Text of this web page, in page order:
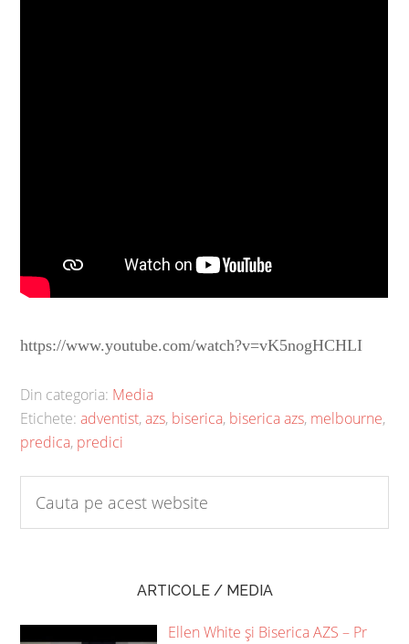
https://www.youtube.com/watch?v=vK5nogHCHLI
Din categoria: Media
Etichete:adventist,azs, biserica, biserica azs, melbourne,
predica, predici
ARTICOLE / MEDIA
Ellen White și Biserica AZS – Pr